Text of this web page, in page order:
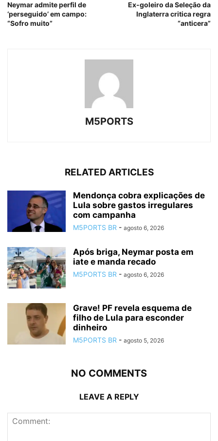
Neymar admite perfil de
‘perseguido’ em campo:
“Sofro muito”
Ex-goleiro da Seleção da
Inglaterra critica regra
“anticera”
M5PORTS
RELATED ARTICLES
Mendonça cobra explicações de
Lula sobre gastos irregulares
com campanha
M5PORTS BR - agosto 6, 2026
Após briga, Neymar posta em
iate e manda recado
M5PORTS BR - agosto 6, 2026
Grave! PF revela esquema de
filho de Lula para esconder
dinheiro
M5PORTS BR - agosto 5, 2026
NO COMMENTS
LEAVE A REPLY